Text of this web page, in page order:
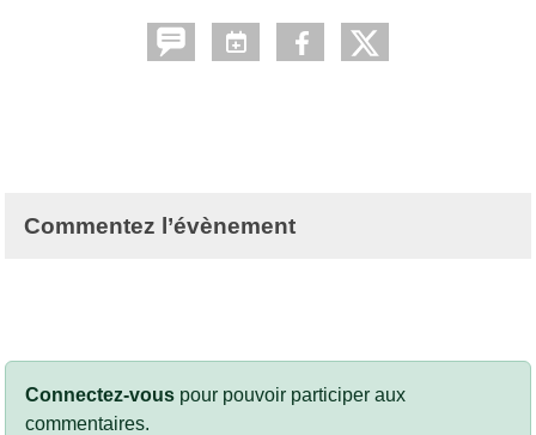
Commentez l’évènement
Connectez-vous pour pouvoir participer aux
commentaires.